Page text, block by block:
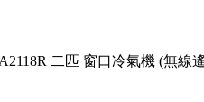
二匹 窗口冷氣機 (無線